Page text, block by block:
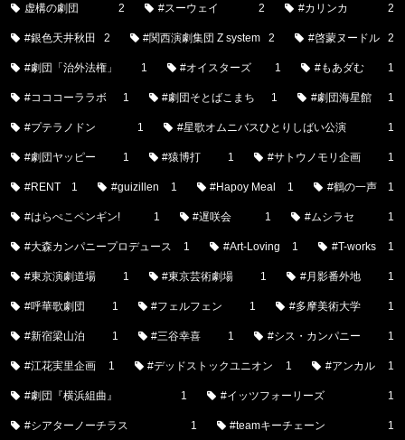
虚構の劇団 2 #スーウェイ 2 #カリンカ 2
#銀色天井秋田 2 #関西演劇集団 Z system 2 #啓蒙ヌードル 2
#劇団「治外法権」 1 #オイスターズ 1 #もあダむ 1
#コココーララボ 1 #劇団そとばこまち 1 #劇団海星館 1
#プテラノドン 1 #星歌オムニバスひとりしばい公演 1
#劇団ヤッピー 1 #猿博打 1 #サトウノモリ企画 1
#RENT 1 #guizillen 1 #Hapoy Meal 1 #鶴の一声 1
#はらぺこペンギン! 1 #遅咲会 1 #ムシラセ 1
#大森カンパニープロデュース 1 #Art-Loving 1 #T-works 1
#東京演劇道場 1 #東京芸術劇場 1 #月影番外地 1
#呼華歌劇団 1 #フェルフェン 1 #多摩美術大学 1
#新宿梁山泊 1 #三谷幸喜 1 #シス・カンパニー 1
#江花実里企画 1 #デッドストックユニオン 1 #アンカル 1
#劇団『横浜組曲』 1 #イッツフォーリーズ 1
#シアターノーチラス 1 #teamキーチェーン 1